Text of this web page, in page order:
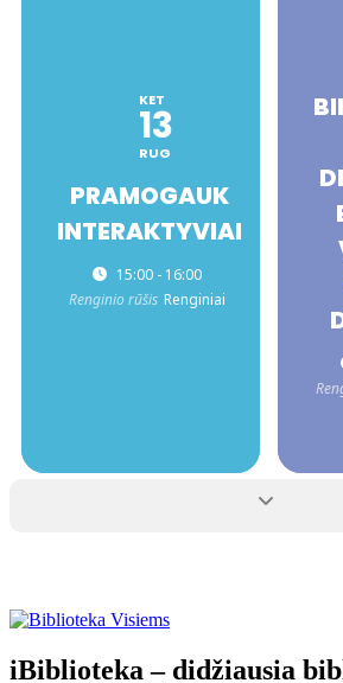
KET
13
RUG
PRAMOGAUK
INTERAKTYVIAI
15:00 - 16:00
Renginio rūšis Renginiai
iBiblioteka – didžiausia